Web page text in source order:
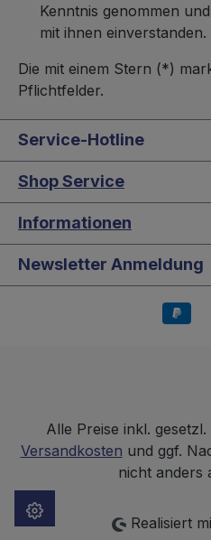
Kenntnis genommen
mit ihnen einverstanden.
Die mit einem Stern (*)
Pflichtfelder.
Service-Hotline
Shop Service
Informationen
Newsletter Anmeldung
Alle Preise inkl.
Versandkosten und ggf.
nicht anders
Realisiert